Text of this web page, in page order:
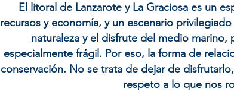
El litoral de Lanzarote y La Graciosa es un
recursos y economía, y un escenario
naturaleza y el disfrute del medio
especialmente frágil. Por eso, la forma de
conservación. No se trata de dejar de
respeto a lo que nos